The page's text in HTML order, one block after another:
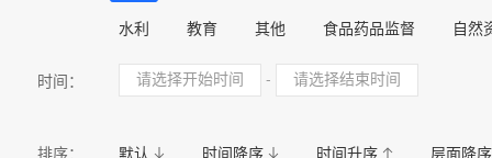
水利
教育 其他 食品药品监督
自然
民政
司法 自然规划 卫生健康
时间： -
排序： 默认 时间降序 时间升序 层面降序